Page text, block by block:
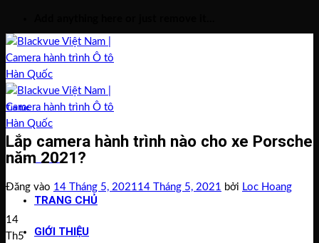
qua
nội
dung
Menu
TRANG CHỦ
GIỚI THIỆU
Tin tức
Lắp camera hành trình nào cho xe Porsche
năm 2021?
Đăng vào 14 Tháng 5, 202114 Tháng 5, 2021 bởi Loc Hoang
14
Th5